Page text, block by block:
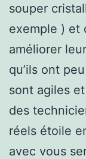
souper
exemple ) et
améliorer
qu’ils ont
sont agiles
des
réels étoile
avec vous